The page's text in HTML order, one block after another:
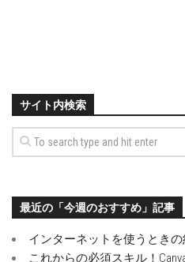
サイト内検索
最近の「今週のおすすめ」記事
インターネットを使うときの
これからの必須スキル！